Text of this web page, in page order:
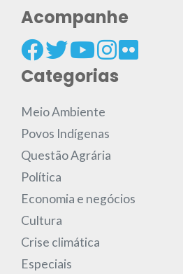
Acompanhe
Categorias
Meio Ambiente
Povos Indígenas
Questão Agrária
Política
Economia e negócios
Cultura
Crise climática
Especiais